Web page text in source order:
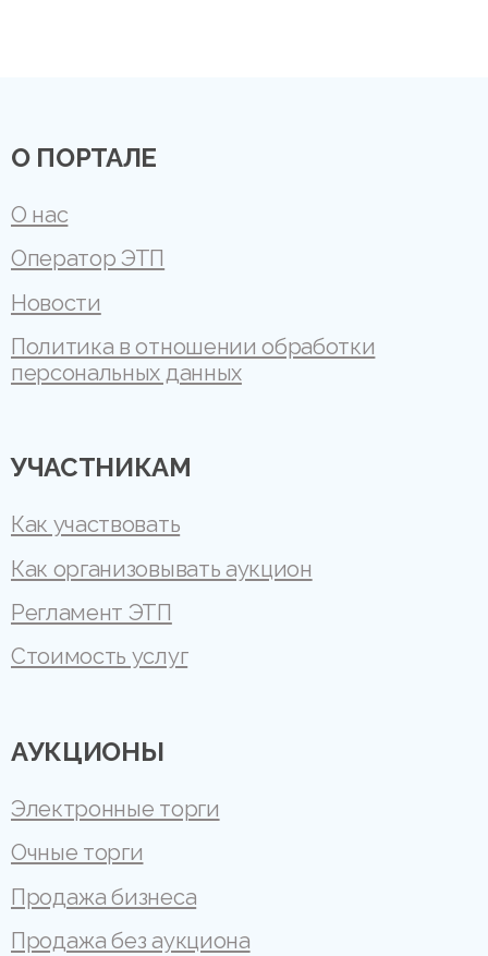
О ПОРТАЛЕ
О нас
Оператор ЭТП
Новости
Политика в отношении обработки
персональных данных
УЧАСТНИКАМ
Как участвовать
Как организовывать аукцион
Регламент ЭТП
Стоимость услуг
АУКЦИОНЫ
Электронные торги
Очные торги
Продажа бизнеса
Продажа без аукциона